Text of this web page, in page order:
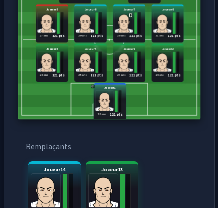
Joueur1
121 pts
28 ans
Joueur5
121 pts
25 ans
Joueur4
121 pts
25 ans
Joueur3
121 pts
27 ans
Joueur2
121 pts
25 ans
Joueur9
121 pts
27 ans
Joueur8
121 pts
29 ans
Joueur7
121 pts
26 ans
Joueur6
121 pts
31 ans
Remplaçants
Joueur14 Joueur13